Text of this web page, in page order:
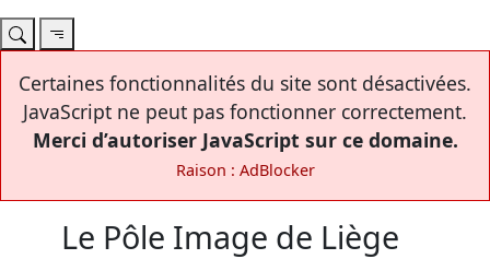
Certaines fonctionnalités du site sont désactivées.
JavaScript ne peut pas fonctionner correctement.
Merci d’autoriser JavaScript sur ce domaine.
Raison : AdBlocker
Le Pôle Image de Liège